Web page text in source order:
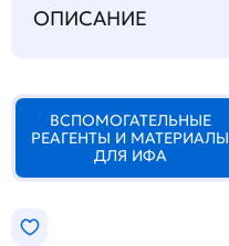
ОПИСАНИЕ
ВСПОМОГАТЕЛЬНЫЕ
РЕАГЕНТЫ И МАТЕРИАЛЫ
ДЛЯ ИФА